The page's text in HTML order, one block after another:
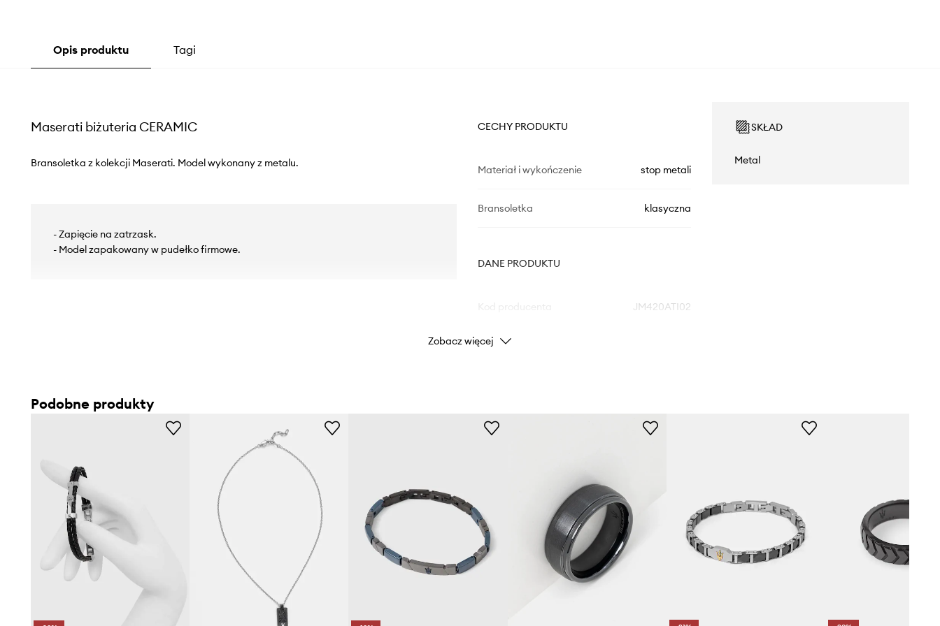
Opis produktu Tagi
Maserati biżuteria CERAMIC
Bransoletka z kolekcji Maserati. Model wykonany z metalu.
- Zapięcie na zatrzask.
- Model zapakowany w pudełko firmowe.
CECHY PRODUKTU
Materiał i wykończenie stop metali
Bransoletka klasyczna
DANE PRODUKTU
JM420ATI02
Kolor producenta
Marka MASERATI
SKŁAD
Metal
Zobacz więcej
Podobne produkty